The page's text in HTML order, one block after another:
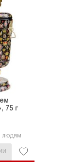
75 г
людям